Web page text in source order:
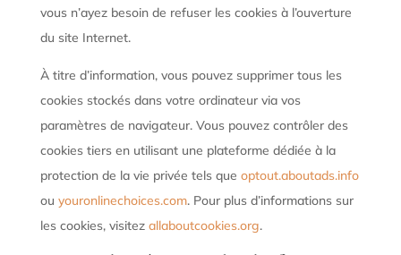
vous n’ayez besoin de refuser les cookies à l’ouverture
du site Internet.
À titre d’information, vous pouvez supprimer tous les
cookies stockés dans votre ordinateur via vos
paramètres de navigateur. Vous pouvez contrôler des
cookies tiers en utilisant une plateforme dédiée à la
protection de la vie privée tels que optout.aboutads.info
ou youronlinechoices.com. Pour plus d’informations sur
les cookies, visitez allaboutcookies.org.